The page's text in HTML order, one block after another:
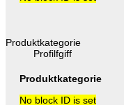
Produktkategorie
Profilfgiff
Produktkategorie
No block ID is set